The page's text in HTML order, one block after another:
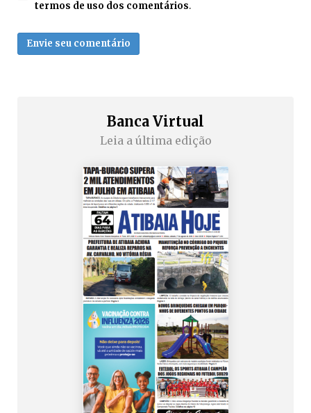
termos de uso dos comentários.
Envie seu comentário
Banca Virtual
Leia a última edição